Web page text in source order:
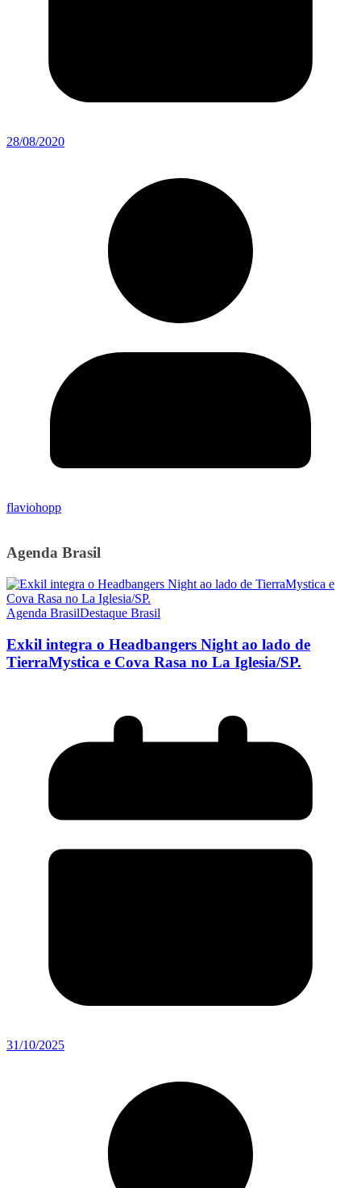
28/08/2020
flaviohopp
Agenda Brasil
Agenda BrasilDestaque Brasil
Exkil integra o Headbangers Night ao lado de
TierraMystica e Cova Rasa no La Iglesia/SP.
31/10/2025